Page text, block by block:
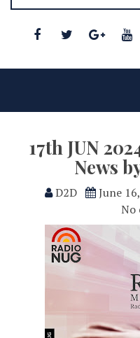
17th JUN
News
D2D June
No